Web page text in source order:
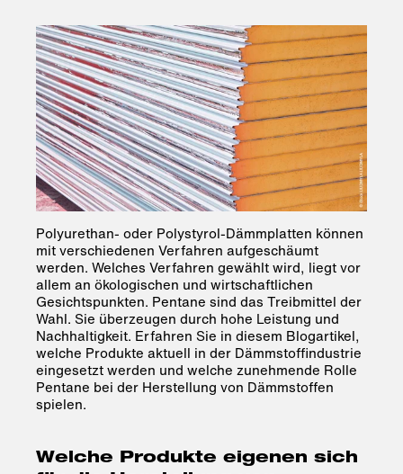
Polyurethan- oder Polystyrol-Dämmplatten können
mit verschiedenen Verfahren aufgeschäumt
werden. Welches Verfahren gewählt wird, liegt vor
allem an ökologischen und wirtschaftlichen
Gesichtspunkten. Pentane sind das Treibmittel der
Wahl. Sie überzeugen durch hohe Leistung und
Nachhaltigkeit. Erfahren Sie in diesem Blogartikel,
welche Produkte aktuell in der Dämmstoffindustrie
eingesetzt werden und welche zunehmende Rolle
Pentane bei der Herstellung von Dämmstoffen
spielen.
Welche Produkte eigenen sich